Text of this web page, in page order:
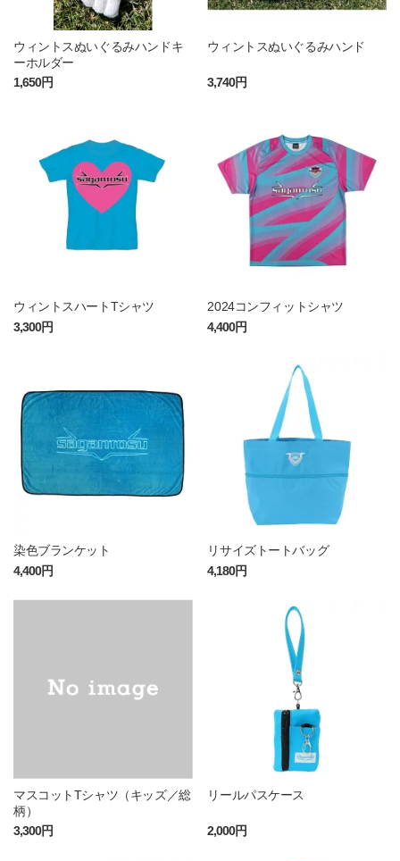
ウィントスぬいぐるみハンドキ
ーホルダー
1,650円
ウィントスぬいぐるみハンド
3,740円
ウィントスハートTシャツ
3,300円
2024コンフィットシャツ
4,400円
染色ブランケット
4,400円
リサイズトートバッグ
4,180円
マスコットTシャツ（キッズ／総
柄）
3,300円
リールパスケース
2,000円